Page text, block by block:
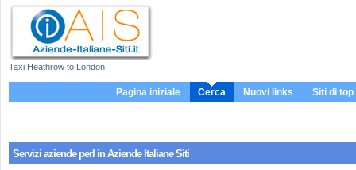
Taxi Heathrow to London
Pagina iniziale Cerca Nuovi links Siti di top
Servizi aziende perl in Aziende Italiane Siti